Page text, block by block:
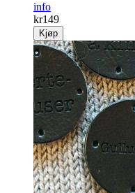
info
kr149
Kjøp